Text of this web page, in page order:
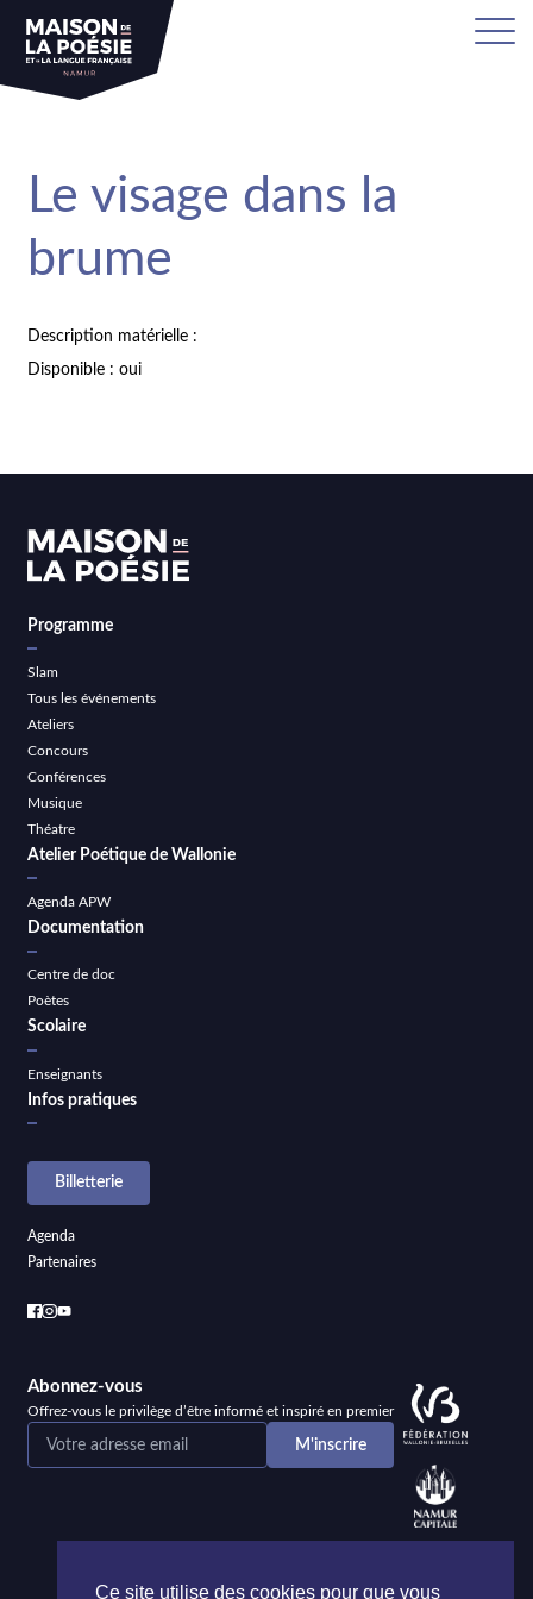
Le visage dans la
brume
Description matérielle :
Disponible : oui
Programme
Slam
Tous les événements
Ateliers
Concours
Conférences
Musique
Théatre
Atelier Poétique de Wallonie
Agenda APW
Documentation
Centre de doc
Poètes
Scolaire
Enseignants
Infos pratiques
Billetterie
Agenda
Partenaires
Abonnez-vous
Offrez-vous le privilège d’être informé et inspiré en premier
Ce site utilise des cookies pour que vous